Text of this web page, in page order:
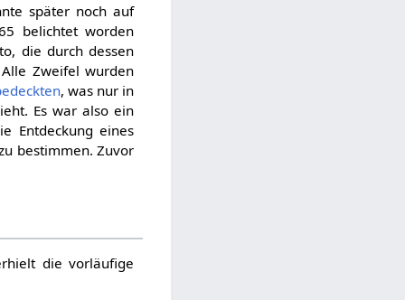
später noch auf
belichtet worden
die durch dessen
Zweifel wurden
, was nur in
Es war also ein
Entdeckung eines
bestimmen. Zuvor
die vorläufige